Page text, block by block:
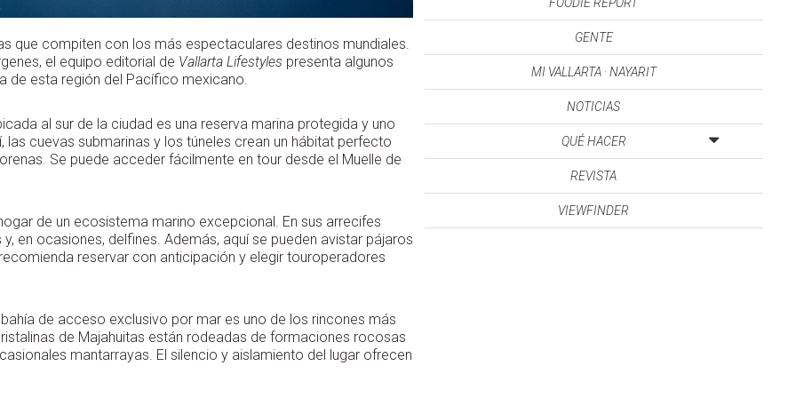
que compiten con los más espectaculares destinos mundiales.
el equipo editorial de Vallarta Lifestyles presenta algunos
de esta región del Pacífico mexicano.
al sur de la ciudad es una reserva marina protegida y uno
cuevas submarinas y los túneles crean un hábitat perfecto
Se puede acceder fácilmente en tour desde el Muelle de
de un ecosistema marino excepcional. En sus arrecifes
en ocasiones, delfines. Además, aquí se pueden avistar pájaros
reservar con anticipación y elegir touroperadores
de acceso exclusivo por mar es uno de los rincones más
de Majahuitas están rodeadas de formaciones rocosas
mantarrayas. El silencio y aislamiento del lugar ofrecen
GENTE
MI VALLARTA · NAYARIT
NOTICIAS
QUÉ HACER
REVISTA
VIEWFINDER